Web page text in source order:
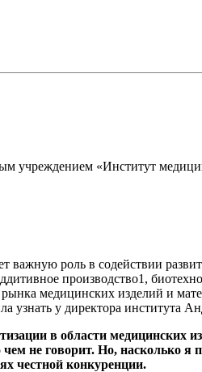
учреждением «Институт
роль в содействии
производство1,
медицинских изделий и
у директора института
в области медицинских
не говорит. Но, насколько
честной конкуренции.